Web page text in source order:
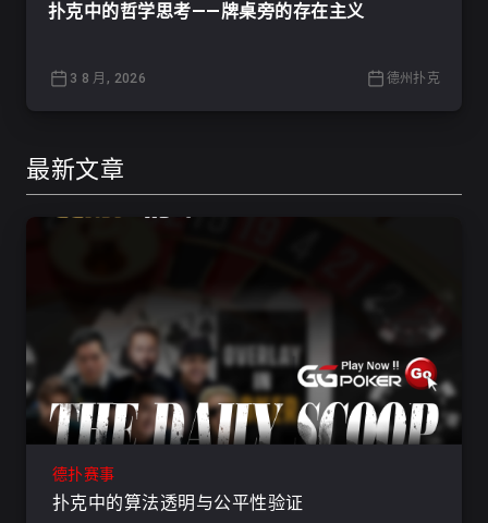
扑克中的哲学思考——牌桌旁的存在主义
3 8 月, 2026 德州扑克
最新文章
德扑赛事
扑克中的算法透明与公平性验证